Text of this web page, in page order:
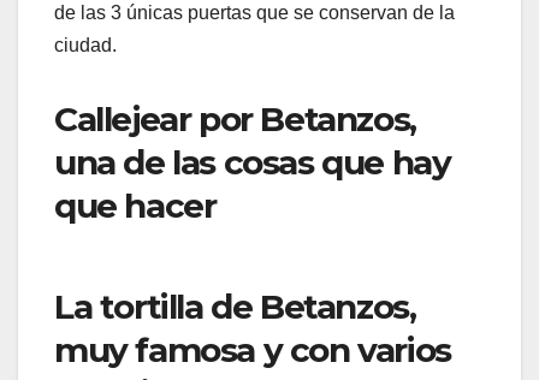
de las 3 únicas puertas que se conservan de la
ciudad.
Callejear por Betanzos,
una de las cosas que hay
que hacer
La tortilla de Betanzos,
muy famosa y con varios